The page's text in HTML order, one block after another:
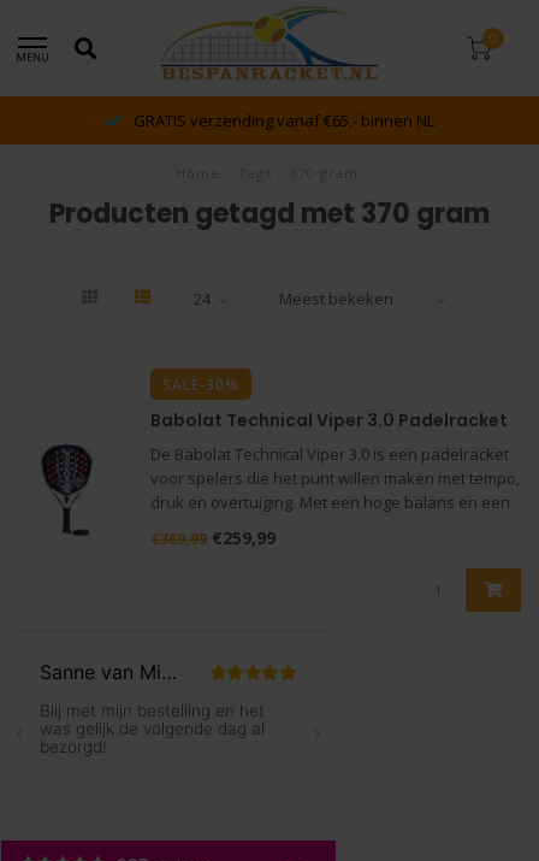
MENU
0
GRATIS verzending vanaf €65,- binnen NL
Producten getagd met 370 gram
SALE-30%
Babolat Technical Viper 3.0 Padelracket
De Babolat Technical Viper 3.0 is een padelracket
voor spelers die het punt willen maken met tempo,
druk en overtuiging. Met een hoge balans en een
hand: perfect voor aanvallend spel aan het net,
€369,99 €259,99